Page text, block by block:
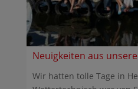
Neuigkeiten aus
Wir hatten tolle Tage in
Wettertechnisch war von